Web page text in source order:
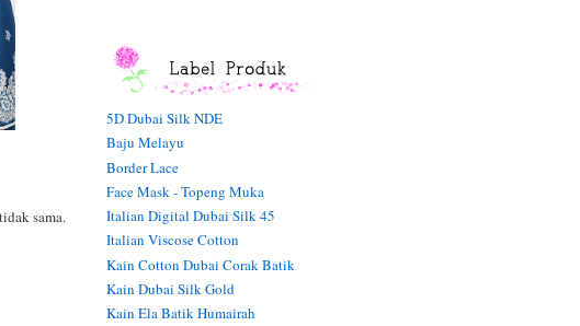
sama.
5D Dubai Silk NDE
Baju Melayu
Border Lace
Face Mask - Topeng Muka
Italian Digital Dubai Silk 45
Italian Viscose Cotton
Kain Cotton Dubai Corak Batik
Kain Dubai Silk Gold
Kain Ela Batik Humairah